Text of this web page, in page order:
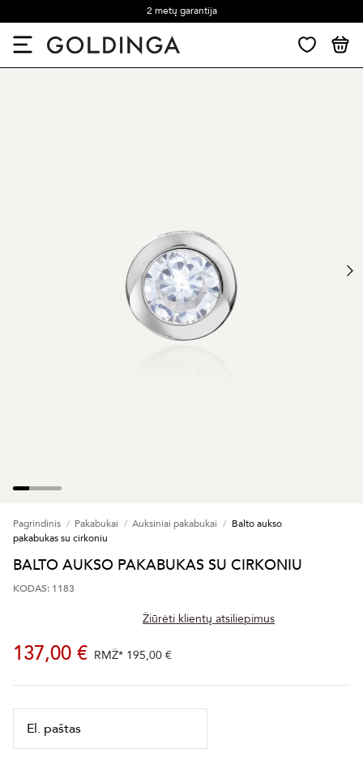
2 metų garantija
Pagrindinis Pakabukai Auksiniai pakabukai
Balto aukso
pakabukas su cirkoniu
BALTO AUKSO PAKABUKAS SU CIRKONIU
KODAS: 1183
Žiūrėti klientų atsiliepimus
137,00 € RMŽ* 195,00 €